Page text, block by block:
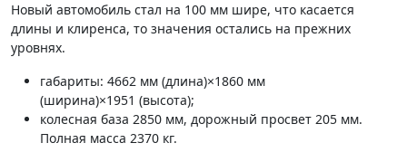
Новый автомобиль стал на 100 мм шире, что касается
длины и клиренса, то значения остались на прежних
уровнях.
габариты: 4662 мм (длина)×1860 мм
(ширина)×1951 (высота);
колесная база 2850 мм, дорожный просвет 205 мм.
Полная масса 2370 кг.